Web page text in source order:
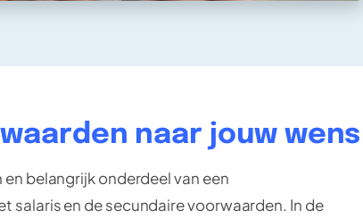
naar jouw wens
belangrijk onderdeel van een
salaris en de secundaire voorwaarden. In de